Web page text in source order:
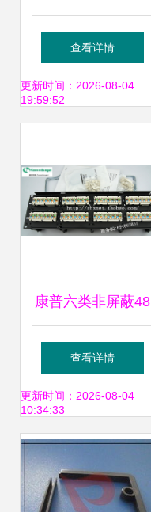
配线架供应信息，
高品质通信产品首
查看详情
更新时间：2026-08-04
19:59:52
康普六类非屏蔽48
口配线架PM-GS3-
48 性能、价格与供
应商分析
查看详情
更新时间：2026-08-04
10:34:33